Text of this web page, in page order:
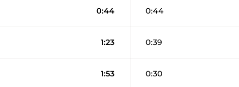
0:44 0:44
1:23 0:39
1:53 0:30